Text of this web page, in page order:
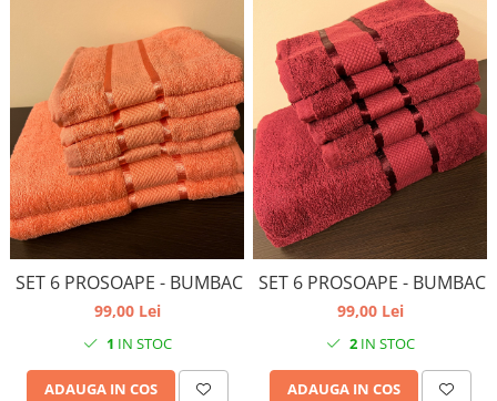
SET 6 PROSOAPE - BUMBAC
99,00 Lei
1 IN STOC
ADAUGA IN COS
SET 6 PROSOAPE - BUMBAC
99,00 Lei
2IN STOC
ADAUGA IN COS